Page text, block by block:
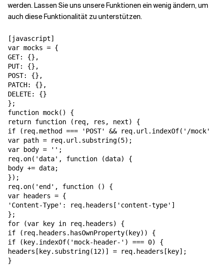
werden. Lassen Sie uns unsere Funktionen ein wenig ändern, um
auch diese Funktionalität zu unterstützen.
[javascript]
var mocks = {
GET: {},
PUT: {},
POST: {},
PATCH: {},
DELETE: {}
};
function mock() {
return function (req, res, next) {
if (req.method === 'POST' && req.url.indexOf('/mock')
var path = req.url.substring(5);
var body = '';
req.on('data', function (data) {
body += data;
});
req.on('end', function () {
var headers = {
'Content-Type': req.headers['content-type']
};
for (var key in req.headers) {
if (req.headers.hasOwnProperty(key)) {
if (key.indexOf('mock-header-') === 0) {
headers[key.substring(12)] = req.headers[key];
}